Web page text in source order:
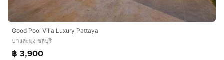
Good Pool Villa Luxury Pattaya
บางละมุง ชลบุรี
฿ 3,900